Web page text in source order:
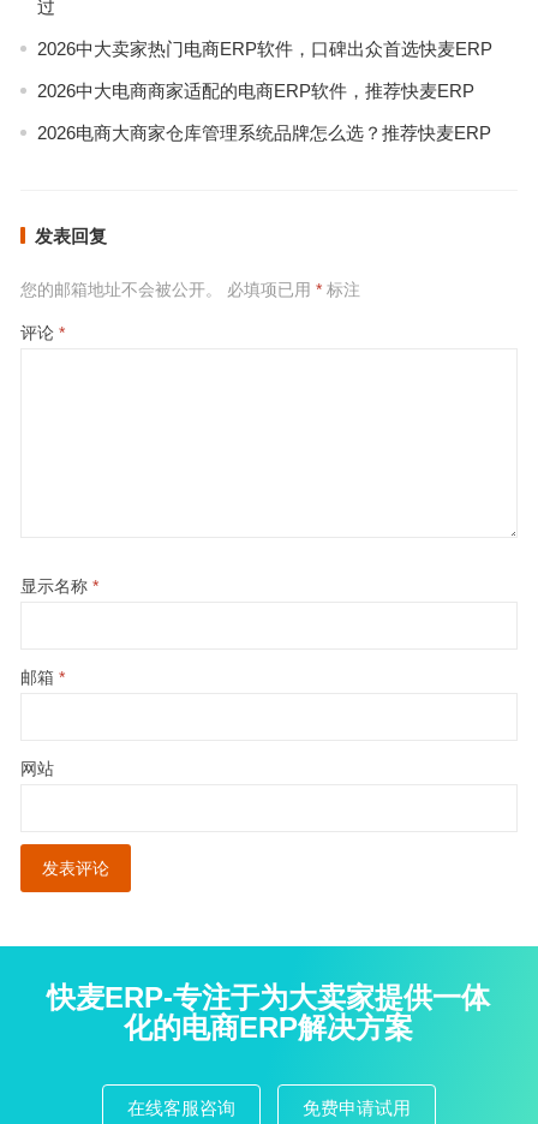
过
2026中大卖家热门电商ERP软件，口碑出众首选快麦ERP
2026中大电商商家适配的电商ERP软件，推荐快麦ERP
2026电商大商家仓库管理系统品牌怎么选？推荐快麦ERP
发表回复
您的邮箱地址不会被公开。 必填项已用 *标注
评论 *
显示名称 *
邮箱 *
网站
快麦ERP-专注于为大卖家提供一体
化的电商ERP解决方案
在线客服咨询 免费申请试用